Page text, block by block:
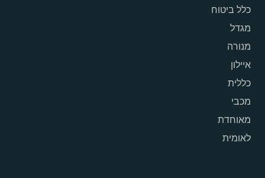
כלל ביטוח
מגדל
מנורה
איילון
כללית
מכבי
מאוחדת
לאומית